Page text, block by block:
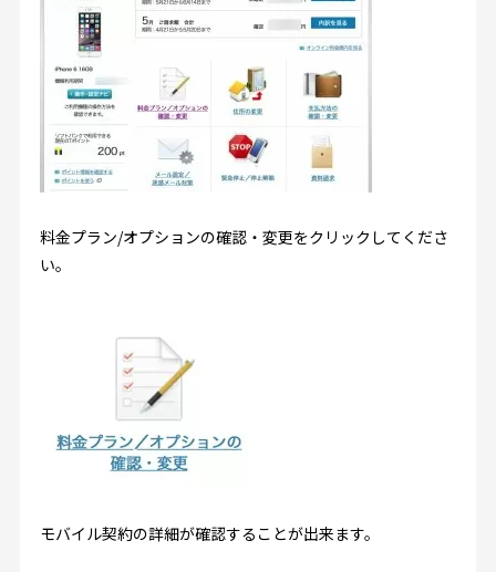
料金プラン/オプションの確認・変更をクリックしてくださ
い。
モバイル契約の詳細が確認することが出来ます。